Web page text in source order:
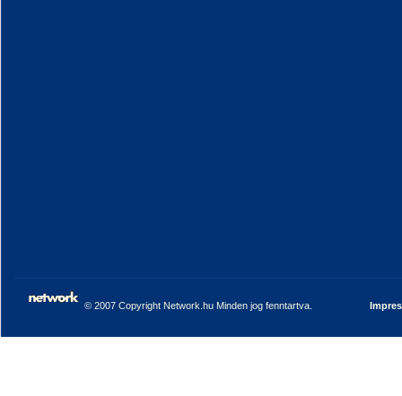
© 2007 Copyright Network.hu Minden jog fenntartva.